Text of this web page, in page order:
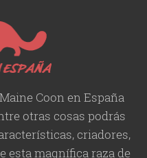
Coon en España
otras cosas podrás
, criadores,
esta magnífica raza de